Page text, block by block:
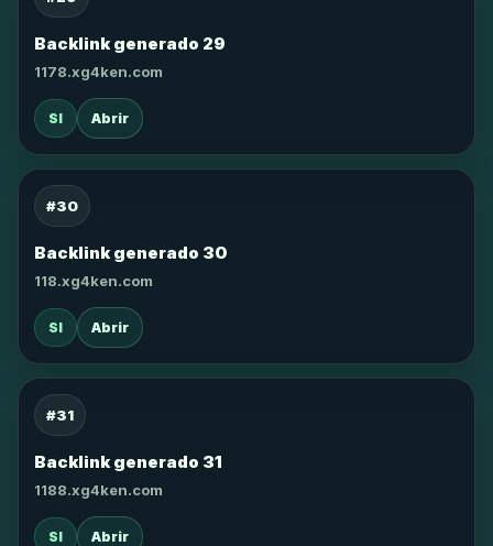
Backlink generado 29
1178.xg4ken.com
SI Abrir
#30
Backlink generado 30
118.xg4ken.com
SI Abrir
#31
Backlink generado 31
1188.xg4ken.com
SI Abrir